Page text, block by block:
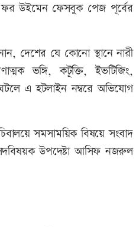
ফর উইমেন ফেসবুক পেজ পূর্বের
দেশের যে কোনো স্থানে নারী
ভঙ্গি, কটূক্তি, ইভটিজিং,
এ হটলাইন নম্বরে অভিযোগ
সমসাময়িক বিষয়ে সংবাদ
উপদেষ্টা আসিফ নজরুল